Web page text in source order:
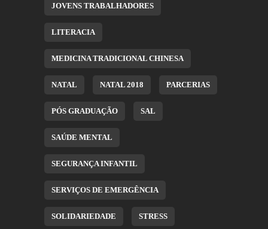
JOVENS TRABALHADORES
LITERACIA
MEDICINA TRADICIONAL CHINESA
NATAL NATAL 2018 PARCERIAS
PÓS GRADUAÇÃO SAL
SAÚDE MENTAL
SEGURANÇA INFANTIL
SERVIÇOS DE EMERGÊNCIA
SOLIDARIEDADE STRESS